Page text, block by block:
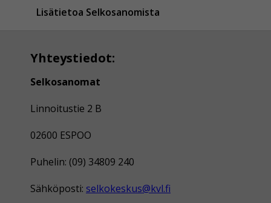
Lisätietoa Selkosanomista
Yhteystiedot:
Selkosanomat
Linnoitustie 2 B
02600 ESPOO
Puhelin: (09) 34809 240
Sähköposti: selkokeskus@kvl.fi